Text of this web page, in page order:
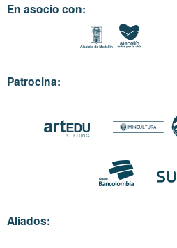
En asocio con:
Patrocina:
Aliados: